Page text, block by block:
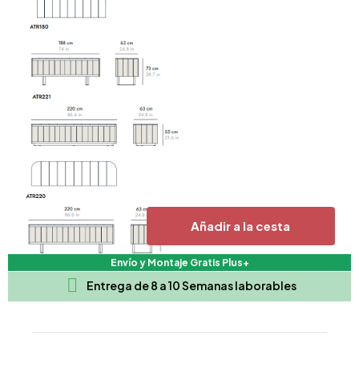
Añadir a la cesta
Envío y Montaje Gratis Plus+
 Entrega de 8 a 10 Semanas laborables